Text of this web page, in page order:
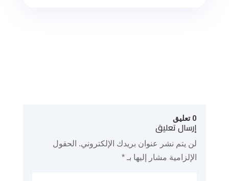
0 تعليق
إرسال تعليق
لن يتم نشر عنوان بريدك الإلكتروني. الحقول
الإلزامية مشار إليها بـ *